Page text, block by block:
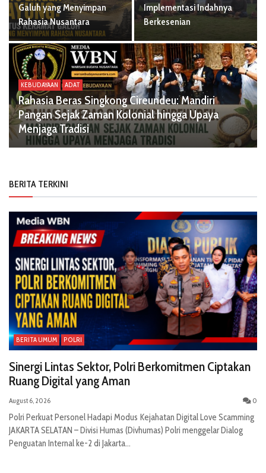
Galuh yang Menyimpan
Rahasia Nusantara
Implementasi Indahnya
Berkesenian
KEBUDAYAAN ADAT
Rahasia Beras Singkong Cireundeu: Mandiri
Pangan Sejak Zaman Kolonial hingga Upaya
Menjaga Tradisi
BERITA TERKINI
BERITA UMUM POLRI
Sinergi Lintas Sektor, Polri Berkomitmen Ciptakan
Ruang Digital yang Aman
August 6, 2026 0
Polri Perkuat Personel Hadapi Modus Kejahatan Digital Love Scamming
JAKARTA SELATAN – Divisi Humas (Divhumas) Polri menggelar Dialog
Penguatan Internal ke-2 di Jakarta...